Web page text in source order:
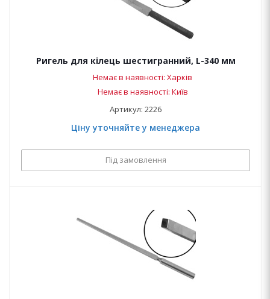
Ригель для кілець шестигранний, L-340 мм
Немає в наявності: Харків
Немає в наявності: Київ
Артикул: 2226
Ціну уточняйте у менеджера
Під замовлення